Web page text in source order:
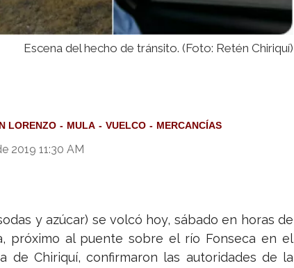
Escena del hecho de tránsito. (Foto: Retén Chiriquí)
LORENZO MULA VUELCO MERCANCÍAS
2019 11:30 AM
y azúcar) se volcó hoy, sábado en horas de
próximo al puente sobre el río Fonseca en el
Chiriquí, confirmaron las autoridades de la